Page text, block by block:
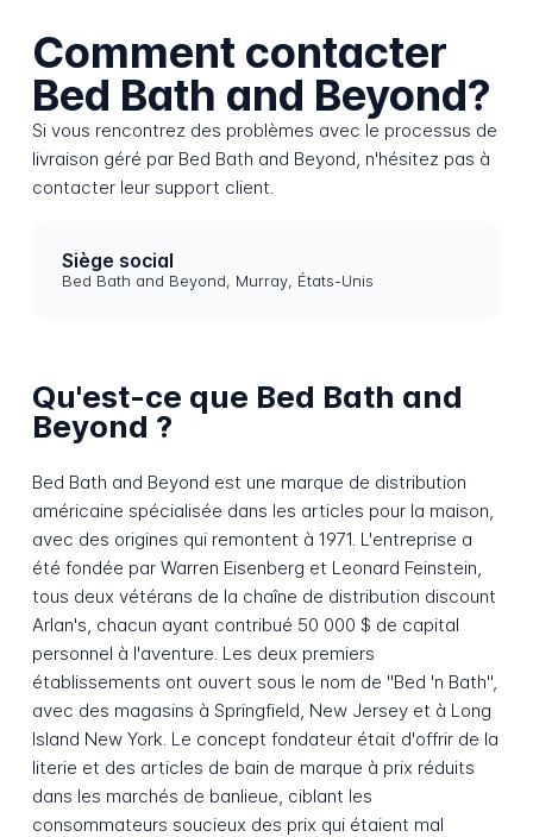
Comment contacter
Bed Bath and Beyond?
Si vous rencontrez des problèmes avec le processus de
livraison géré par Bed Bath and Beyond, n'hésitez pas à
contacter leur support client.
Siège social
Bed Bath and Beyond, Murray, États-Unis
Qu'est-ce que Bed Bath and
Beyond ?
Bed Bath and Beyond est une marque de distribution
américaine spécialisée dans les articles pour la maison,
avec des origines qui remontent à 1971. L'entreprise a
été fondée par Warren Eisenberg et Leonard Feinstein,
tous deux vétérans de la chaîne de distribution discount
Arlan's, chacun ayant contribué 50 000 $ de capital
personnel à l'aventure. Les deux premiers
établissements ont ouvert sous le nom de "Bed 'n Bath",
avec des magasins à Springfield, New Jersey et à Long
Island New York. Le concept fondateur était d'offrir de la
literie et des articles de bain de marque à prix réduits
dans les marchés de banlieue, ciblant les
consommateurs soucieux des prix qui étaient mal